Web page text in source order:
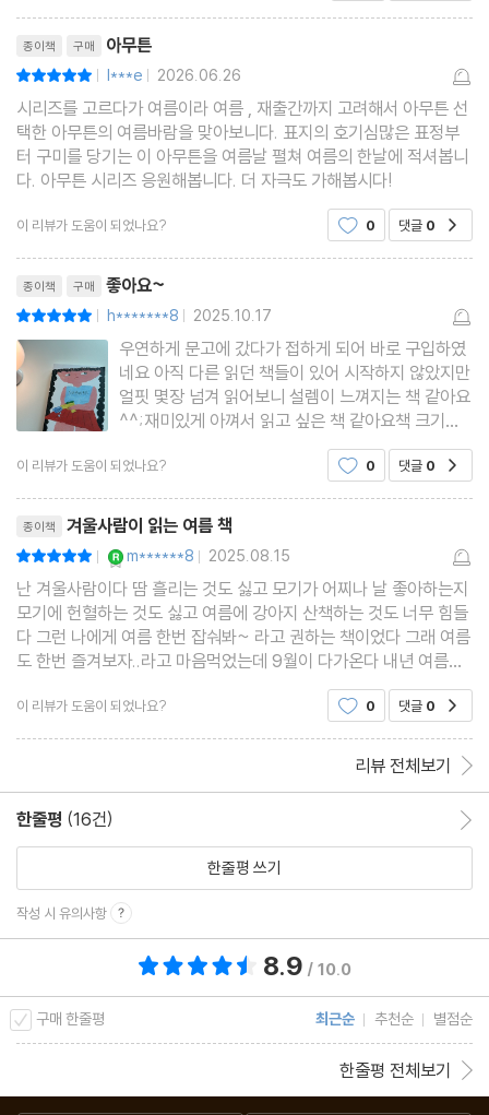
미해지는 정신은여름
종이책 구매 아무튼
| l***e | 2026.06.26
시리즈를 고르다가 여름이라 여름 , 재출간까지 고려해서 아무튼 선
택한 아무튼의 여름바람을 맞아보니다. 표지의 호기심많은 표정부
터 구미를 당기는 이 아무튼을 여름날 펼쳐 여름의 한날에 적셔봅니
다. 아무튼 시리즈 응원해봅니다. 더 자극도 가해봅시다!
이 리뷰가 도움이 되었나요? 0 댓글 0
종이책 구매 좋아요~
| h*******8 | 2025.10.17
우연하게 문고에 갔다가 접하게 되어 바로 구입하였
네요 아직 다른 읽던 책들이 있어 시작하지 않았지만
얼핏 몇장 넘겨 읽어보니 설렘이 느껴지는 책 같아요
^^;재미있게 아껴서 읽고 싶은 책 같아요책 크기도
작아서 휴대하기 좋아외출시에도 가져가기 좋을것
같아요
이 리뷰가 도움이 되었나요? 0 댓글 0
종이책 겨울사람이 읽는 여름 책
| m******8 | 2025.08.15
난 겨울사람이다 땀 흘리는 것도 싫고 모기가 어찌나 날 좋아하는지
모기에 헌혈하는 것도 싫고 여름에 강아지 산책하는 것도 너무 힘들
다 그런 나에게 여름 한번 잡숴봐~ 라고 권하는 책이었다 그래 여름
도 한번 즐겨보자..라고 마음먹었는데 9월이 다가온다 내년 여름을
이 리뷰가 도움이 되었나요? 0 댓글 0
리뷰 전체보기
한줄평 (16건)
한줄평 쓰기
작성 시 유의사항
8.9 / 10.0
구매 한줄평 최근순 추천순 별점순
한줄평 전체보기